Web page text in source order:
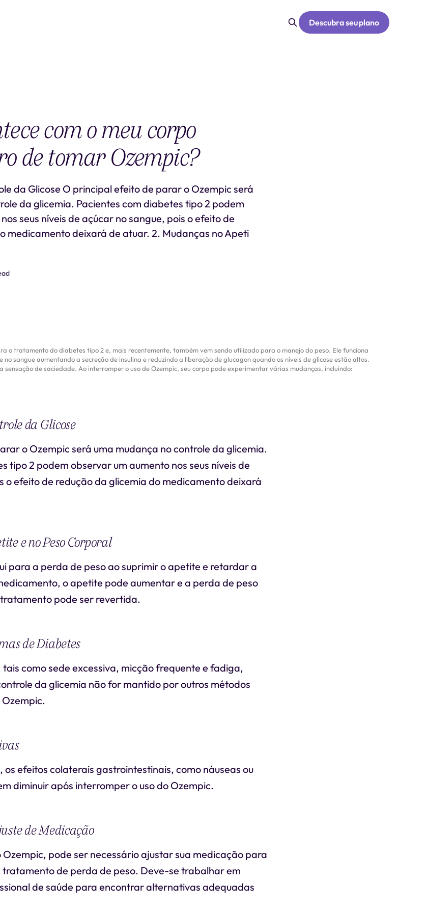
Descubra seu plano
com o meu corpo
de tomar Ozempic?
da Glicose O principal efeito de parar o Ozempic será
da glicemia. Pacientes com diabetes tipo 2 podem
seus níveis de açúcar no sangue, pois o efeito de
medicamento deixará de atuar. 2. Mudanças no Apeti
o tratamento do diabetes tipo 2 e, mais recentemente, também vem sendo utilizado para o manejo do peso. Ele funciona
sangue aumentando a secreção de insulina e reduzindo a liberação de glucagon quando os níveis de glicose estão altos.
de saciedade. Ao interromper o uso de Ozempic, seu corpo pode experimentar várias mudanças, incluindo:
da Glicose
o Ozempic será uma mudança no controle da glicemia.
tipo 2 podem observar um aumento nos seus níveis de
o efeito de redução da glicemia do medicamento deixará
e no Peso Corporal
para a perda de peso ao suprimir o apetite e retardar a
o apetite pode aumentar e a perda de peso
pode ser revertida.
de Diabetes
como sede excessiva, micção frequente e fadiga,
da glicemia não for mantido por outros métodos
os efeitos colaterais gastrointestinais, como náuseas ou
diminuir após interromper o uso do Ozempic.
de Medicação
pode ser necessário ajustar sua medicação para
tratamento de perda de peso. Deve-se trabalhar em
de saúde para encontrar alternativas adequadas